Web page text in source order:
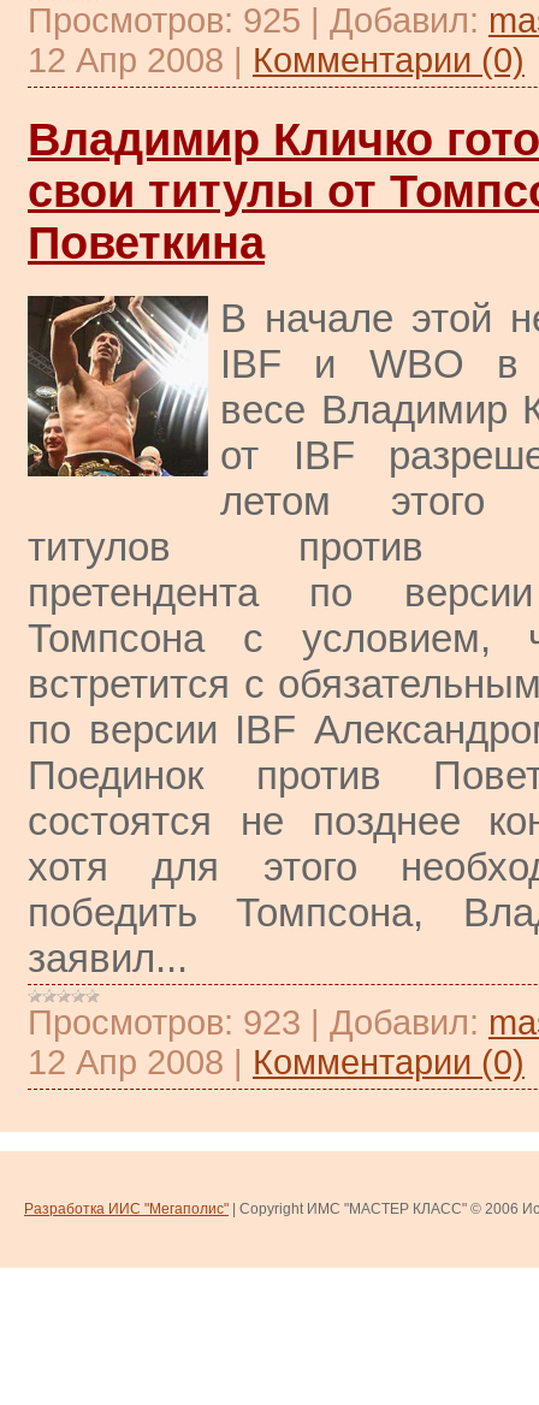
Просмотров: 925 | Добавил:
12 Апр 2008 | Комментарии (0)
Владимир Кличко
свои титулы от
Поветкина
В начале этой
IBF и WBO в
весе Владимир
от IBF
летом этого
титулов против
претендента по
Томпсона с условием,
встретится с
по версии IBF
Поединок против
состоятся не позднее
хотя для этого
победить Томпсона,
заявил...
Просмотров: 923 | Добавил:
12 Апр 2008 | Комментарии (0)
Разработка ИИС "Мегаполис" | Copyright ИМС "МАСТЕР КЛАСС" © 2006